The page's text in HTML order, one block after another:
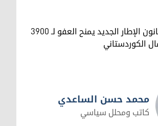
حزب (DEM): قانون الإطار الجديد يمنح العفو لـ 3900
الكوردستاني
محمد حسن الساعدي
كاتب ومحلل سياسي